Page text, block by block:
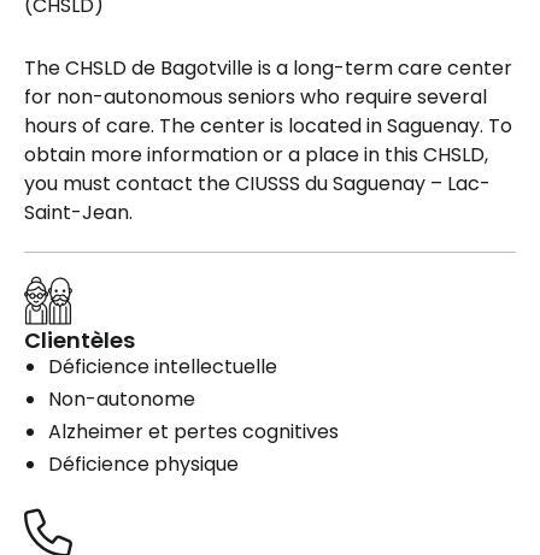
The CHSLD de Bagotville is a long-term care center
for non-autonomous seniors who require several
hours of care. The center is located in Saguenay. To
obtain more information or a place in this CHSLD,
you must contact the CIUSSS du Saguenay – Lac-
Saint-Jean.
Clientèles
Déficience intellectuelle
Non-autonome
Alzheimer et pertes cognitives
Déficience physique